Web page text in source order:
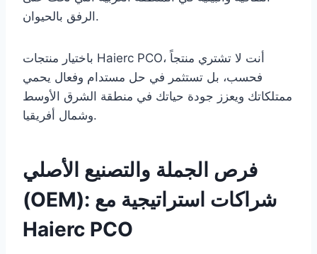
الرفق بالحيوان.
باختيار منتجات Haierc PCO، أنت لا تشتري منتجاً
فحسب، بل تستثمر في حل مستدام وفعال يحمي
ممتلكاتك ويعزز جودة حياتك في منطقة الشرق الأوسط
وشمال أفريقيا.
فرص الجملة والتصنيع الأصلي
(OEM): شراكات استراتيجية مع
Haierc PCO